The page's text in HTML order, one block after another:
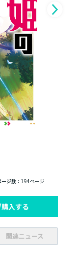
ジ数： 194ページ
購入する
関連ニュース